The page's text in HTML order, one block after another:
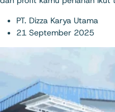
PT. Dizza Karya Utama
21 September 2025